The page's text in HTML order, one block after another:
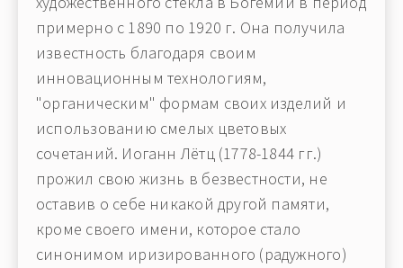
примерно с 1890 по 1920 г. Она получила
известность благодаря своим
инновационным технологиям,
"органическим" формам своих изделий и
использованию смелых цветовых
сочетаний. Иоганн Лётц (1778-1844 гг.)
прожил свою жизнь в безвестности, не
оставив о себе никакой другой памяти,
кроме своего имени, которое стало
синонимом иризированного (радужного)